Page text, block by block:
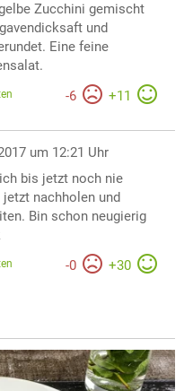
Zucchini gemischt
und
Eine feine
-6 +11
um 12:21 Uhr
bis jetzt noch nie
nachholen und
Bin schon neugierig
-0 +30